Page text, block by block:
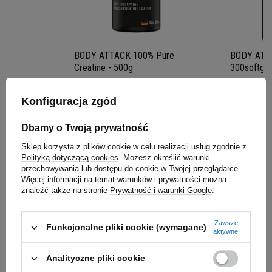
z którym zapewnisz sobie
maksymalną regenerację i największe możliwe
przyrosty. Substancje odżywcze zawarte w tej
odżywce białkowej dadzą Ci dodatkowy zastrzyk
mocy do dalszego działania. Porcja białka
pozwoli Ci odpowiednio zadbać o mięśnie i ich
siłę, dzięki czemuszybciej zauważysz efekty
ćwiczeń na siłowni.
BODY ATTACK 100% Pure
Creatine - 500g
0,10 zł / g
Kup do 20:00 -
BODY
Zapytaj o produkt
Konfiguracja zgód
Dbamy o Twoją prywatność
Sklep korzysta z plików cookie w celu realizacji usług zgodnie z
Polityką dotyczącą cookies. Możesz określić warunki
przechowywania lub dostępu do cookie w Twojej przeglądarce.
Więcej informacji na temat warunków i prywatności można
znaleźć także na stronie Prywatność i warunki Google.
Funkcjonalne pliki cookie (wymagane)
Zawsze
aktywne
Analityczne pliki cookie